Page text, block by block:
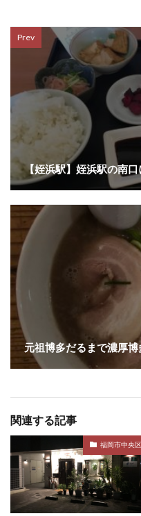
Prev
【姪浜駅】姪浜駅の南口
元祖博多だるまで濃厚博
関連する記事
福岡市中央区